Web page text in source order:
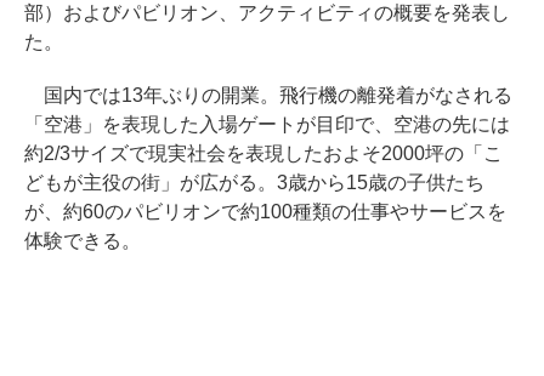
部）およびパビリオン、アクティビティの概要を発表し
た。
国内では13年ぶりの開業。飛行機の離発着がなされる
「空港」を表現した入場ゲートが目印で、空港の先には
約2/3サイズで現実社会を表現したおよそ2000坪の「こ
どもが主役の街」が広がる。3歳から15歳の子供たち
が、約60のパビリオンで約100種類の仕事やサービスを
体験できる。